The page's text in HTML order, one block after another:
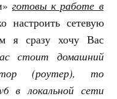
готовы к работе в
настроить сетевую
я сразу хочу Вас
стоит домашний
(роутер), то
в локальной сети